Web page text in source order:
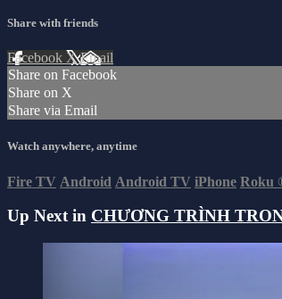
Share with friends
Facebook XEmail
Share on Facebook
Share on X
Share via Email
Watch anywhere, anytime
Fire TV Android Android TV iPhone Roku
Up Next in CHƯƠNG TRÌNH